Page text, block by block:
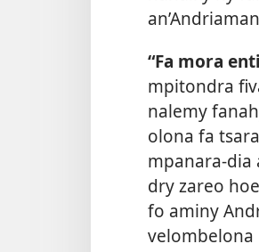
“Fa mora
mpitondra
nalemy
olona fa
mpanara-dia
dry zareo
fo aminy
velombelona